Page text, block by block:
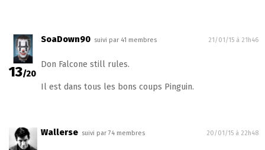
13/20
SoaDown90 suivi par 41 membres 21/01/15 à 21h46
Don Falcone still rules.
Il est dans tous les bons coups Pinguin.
Wallerse suivi par 74 membres 20/01/15 à 22h48